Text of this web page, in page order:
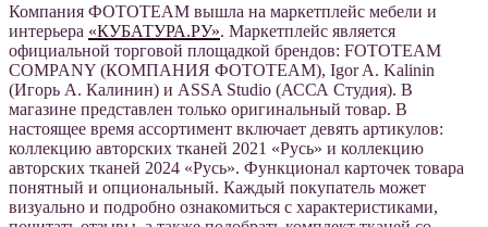
Компания ФОТОТЕАМ вышла на маркетплейс мебели и
интерьера «КУБАТУРА.РУ». Маркетплейс является
официальной торговой площадкой брендов: FOTOTEAM
COMPANY (КОМПАНИЯ ФОТОТЕАМ), Igor A. Kalinin
(Игорь А. Калинин) и ASSA Studio (АССА Студия). В
магазине представлен только оригинальный товар. В
настоящее время ассортимент включает девять артикулов:
коллекцию авторских тканей 2021 «Русь» и коллекцию
авторских тканей 2024 «Русь». Функционал карточек товара
понятный и опциональный. Каждый покупатель может
визуально и подробно ознакомиться с характеристиками,